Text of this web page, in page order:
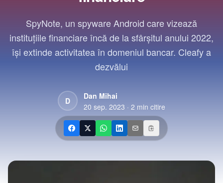
SpyNote, un spyware Android care vizează
instituțiile financiare încă de la sfârșitul anului 2022,
își extinde activitatea în domeniul bancar. Cleafy a
dezvălui
D
Dan Mihai
20 sep. 2023 · 2 min citire